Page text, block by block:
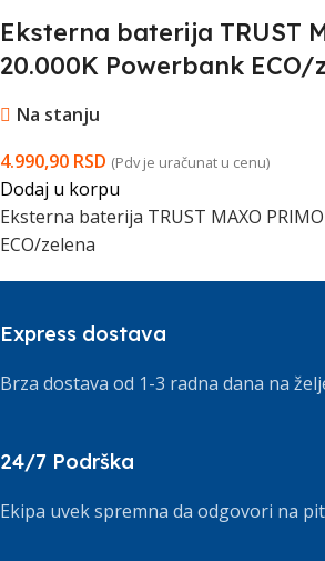
Eksterna baterija TRUST
20.000K Powerbank ECO/
Na stanju
4.990,90 RSD (Pdv je uračunat u cenu)
Dodaj u korpu
Eksterna baterija TRUST MAXO
ECO/zelena
Express dostava
Brza dostava od 1-3 radna dana na
24/7 Podrška
Ekipa uvek spremna da odgovori na